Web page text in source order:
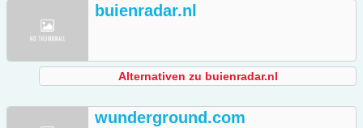
buienradar.nl
Alternativen zu buienradar.nl
wunderground.com